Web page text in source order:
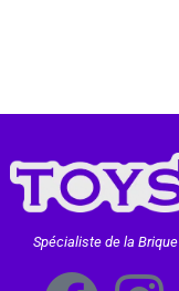
Spécialiste de la Brique